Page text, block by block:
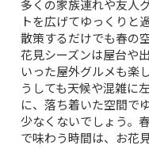
多くの家族連れや友人
トを広げてゆっくりと
散策するだけでも春の
花見シーズンは屋台や
いった屋外グルメも楽
うしても天候や混雑に
に、落ち着いた空間で
少なくないでしょう。
で味わう時間は、お花